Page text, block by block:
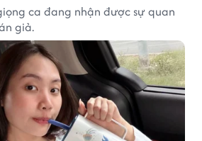
ca đang nhận được sự quan
giả.